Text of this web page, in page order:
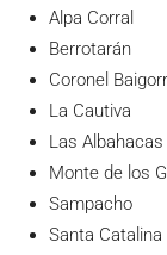
Alpa Corral
Berrotarán
Coronel
La Cautiva
Las Albahacas
Monte de los
Sampacho
Santa